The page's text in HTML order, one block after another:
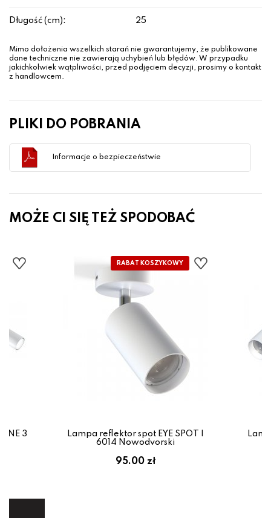
Długość (cm): 25
Mimo dołożenia wszelkich starań nie gwarantujemy, że publikowane
dane techniczne nie zawierają uchybień lub błędów. W przypadku
jakichkolwiek wątpliwości, przed podjęciem decyzji, prosimy o kontakt
z handlowcem.
PLIKI DO POBRANIA
Informacje o bezpieczeństwie
MOŻE CI SIĘ TEŻ SPODOBAĆ
3
Lampa reflektor spot EYE SPOT I
6014 Nowodvorski
95.00 zł